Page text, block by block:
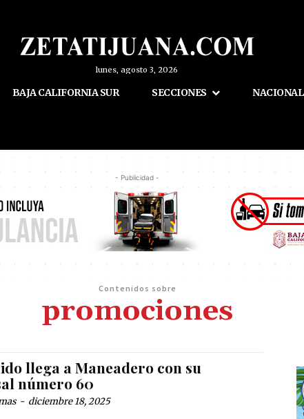
lunes, agosto 3, 2026
BAJA CALIFORNIA SUR SECCIONES NACIONAL
- Publicidad -
Contenidos sobre
promociones
llega a Maneadero con su
número 60
- diciembre 18, 2025